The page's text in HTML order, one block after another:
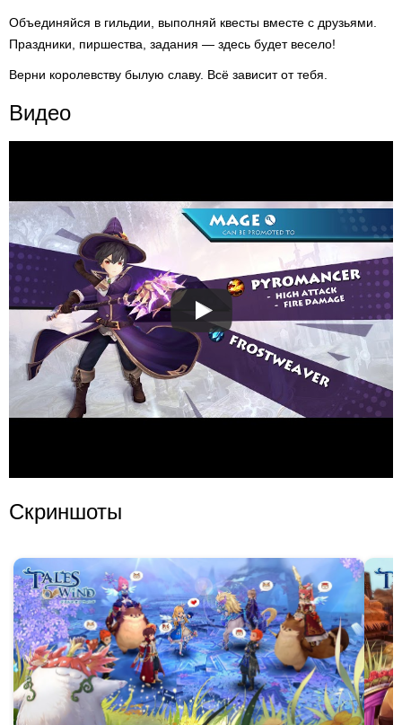
Объединяйся в гильдии, выполняй квесты вместе с друзьями.
Праздники, пиршества, задания — здесь будет весело!
Верни королевству былую славу. Всё зависит от тебя.
Видео
Скриншоты